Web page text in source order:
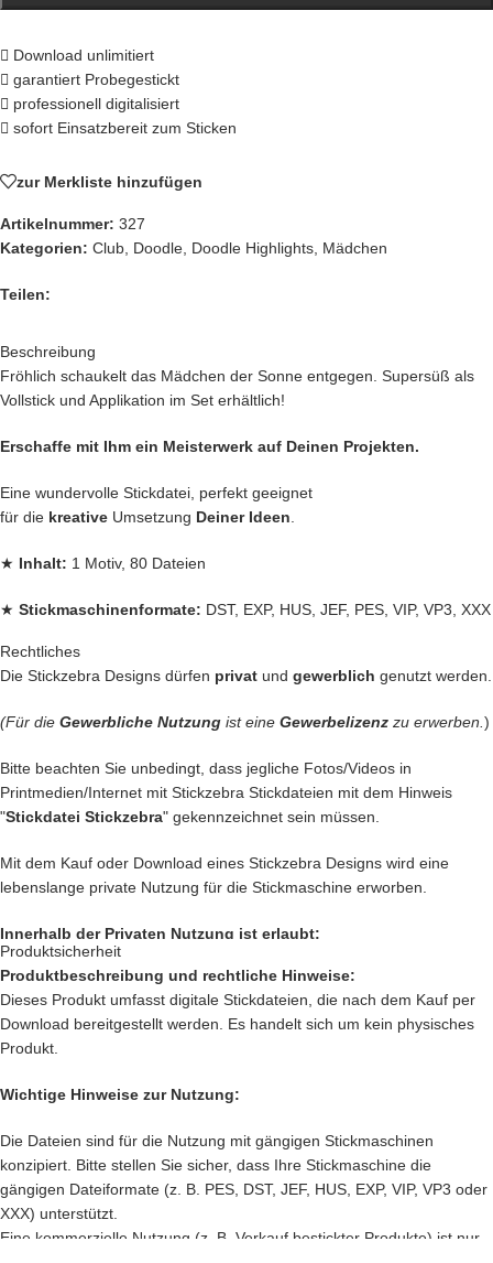
Download unlimitiert
garantiert Probegestickt
professionell digitalisiert
sofort Einsatzbereit zum Sticken
zur Merkliste hinzufügen
Artikelnummer: 327
Kategorien: Club Doodle Doodle Highlights Mädchen
Teilen:
Beschreibung
Fröhlich schaukelt das Mädchen der Sonne entgegen. Supersüß als
Vollstick und Applikation im Set erhältlich!
Erschaffe mit Ihm ein Meisterwerk auf Deinen Projekten.
Eine wundervolle Stickdatei, perfekt geeignet
für die kreative Umsetzung Deiner Ideen
★ Inhalt: 1 Motiv, 80 Dateien
★ Stickmaschinenformate: DST, EXP, HUS, JEF, PES, VIP, VP3, XXX
★Rahmengrößen:
liefern, getestet,
Denn bei uns kommen nur dieBESTENDateien in unseren Shop.
Du kannst mit unseren Stickdateien deineHandtasche kreativ
verschönern und zu einem Einzelstück machen
… oder vielleicht einHandtuchindividuell so gestalten wie Du es
liebst?
… auch dieKleidungDeiner Kinder kannst Du besticken und damit
Kinderaugen zum glitzern bringen
einen zauberhaften Look mit Deiner Kreativität.
Das sind nur unsereIdeen . Du hast jetzt ganz sicher noch genialere
Idee im Kopf. Lass Deiner Fantasie freien Lauf.
Rechtliches
Die Stickzebra Designs dürfen privat und gewerblich genutzt werden.
(Für die Gewerbliche Nutzung ist eine Gewerbelizenz zu erwerben. )
Bitte beachten Sie unbedingt, dass jegliche Fotos/Videos in
Printmedien/Internet mit Stickzebra Stickdateien mit dem Hinweis
"Stickdatei Stickzebra" gekennzeichnet sein müssen.
Mit dem Kauf oder Download eines Stickzebra Designs wird eine
lebenslange private Nutzung für die Stickmaschine erworben.
Innerhalb der Privaten Nutzung ist erlaubt:
Private Nutzung auf einem Produkt, das mit einer Stickmaschine
hergestellt worden ist, oder ein Produkt, das mit einer Stickzebra
Stickdatei bestickt wurde.
Nutzung auf Produkten, die als Geschenk oder Spende dienen sollen.
Verkauf des Produkts, das mit einer Stickmaschine hergestellt worden
ist, oder ein Produkt, das mit einer Stickzebra Stickdatei bestickt
wurde.
Sämtliche Änderungen an den Stickdateien sind verboten.
Nutzung des Designs für jegliche andere Maschinen wie z. B. Plotter.
Produktsicherheit
Produktbeschreibung und rechtliche Hinweise:
Dieses Produkt umfasst digitale Stickdateien, die nach dem Kauf per
Download bereitgestellt werden. Es handelt sich um kein physisches
Produkt.
Wichtige Hinweise zur Nutzung:
Die Dateien sind für die Nutzung mit gängigen Stickmaschinen
konzipiert. Bitte stellen Sie sicher, dass Ihre Stickmaschine die
gängigen Dateiformate (z. B. PES, DST, JEF, HUS, EXP, VIP, VP3 oder
XXX) unterstützt.
Eine kommerzielle Nutzung (z. B. Verkauf bestickter Produkte) ist nur